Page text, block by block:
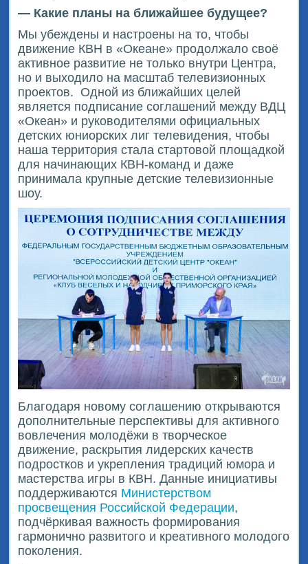
— Какие планы на ближайшее будущее?
Мы убеждены и настроены на то, чтобы
движение КВН в «Океане» продолжало своё
активное развитие не только внутри Центра,
но и выходило на масштаб телевизионных
проектов. Одной из ближайших целей
является подписание соглашений между ВДЦ
«Океан» и руководителями официальных
детских юниорских лиг телевидения, чтобы
наша территория стала стартовой площадкой
для начинающих КВН-команд и даже
принимала крупные детские телевизионные
шоу.
Благодаря новому соглашению открываются
дополнительные перспективы для активного
вовлечения молодёжи в творческое
движение, раскрытия лидерских качеств
подростков и укрепления традиций юмора и
мастерства игры в КВН. Данные инициативы
поддерживаются Министерством
просвещения Российской Федерации,
подчёркивая важность формирования
гармонично развитого и креативного молодого
поколения.